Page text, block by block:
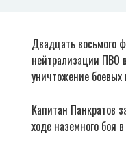
Двадцать восьмого
нейтрализации ПВО
уничтожение боевых
Капитан Панкратов
ходе наземного боя